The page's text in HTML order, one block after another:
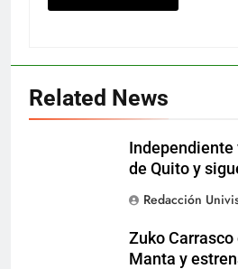
Related News
Independiente
de Quito y
Redacción
Zuko
Manta y